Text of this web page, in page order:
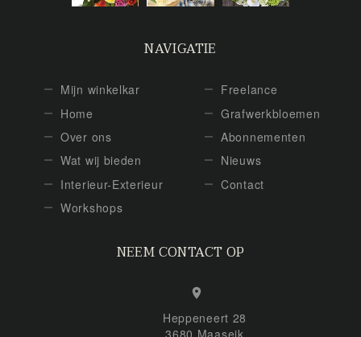
NAVIGATIE
Mijn winkelkar
Home
Over ons
Wat wij bieden
Interieur-Exterieur
Workshops
Freelance
Grafwerkbloemen
Abonnementen
Nieuws
Contact
NEEM CONTACT OP
Heppeneert 28
3680 Maaseik